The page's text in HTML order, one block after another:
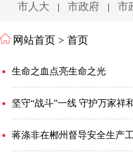
市人大 | 市政府 | 市
网站首页 > 首页
生命之血点亮生命之光
坚守“战斗”一线 守护万家祥
蒋涤非在郴州督导安全生产